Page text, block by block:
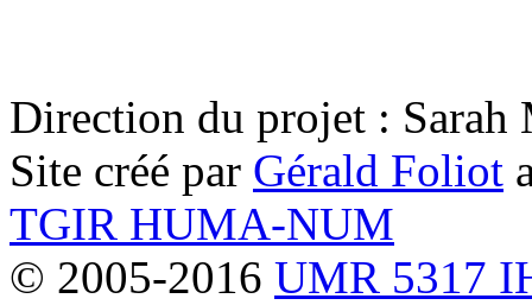
Direction du projet : Sarah
Site créé par Gérald Foliot
TGIR HUMA-NUM
© 2005-2016 UMR 5317